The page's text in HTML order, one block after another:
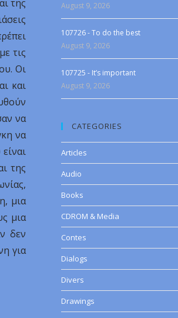
της
τις
Οι
και
να
να
της
μια
μια
δεν
για
August 9, 2026
107726 - To do the best
August 9, 2026
107725 - It’s important
August 9, 2026
CATEGORIES
Articles
Audio
Books
CDROM & Media
Contes
Dialogs
Divers
Drawings